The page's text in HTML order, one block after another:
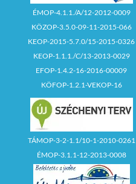
ÉMOP-4.1.1./A/12-2012-0009
KÖZOP-3.5.0-09-11-2015-066
KEOP-2015-5.7.0/15-2015-0326
KEOP-1.1.1./C/13-2013-0029
EFOP-1.4.2-16-2016-00009
KÖFOP-1.2.1-VEKOP-16
TÁMOP-3-2-1.1/10-1-2010-0261
ÉMOP-3.1.1-12-2013-0008